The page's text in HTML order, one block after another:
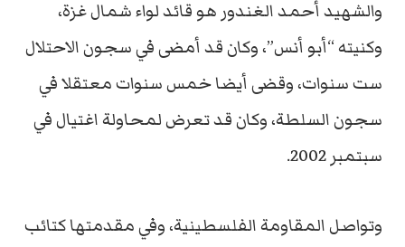
والشهيد أحمد الغندور هو قائد لواء شمال غزة،
وكنيته “أبو أنس”، وكان قد أمضى في سجون الاحتلال
ست سنوات، وقضى أيضا خمس سنوات معتقلا في
سجون السلطة، وكان قد تعرض لمحاولة اغتيال في
سبتمبر 2002.
وتواصل المقاومة الفلسطينية، وفي مقدمتها كتائب